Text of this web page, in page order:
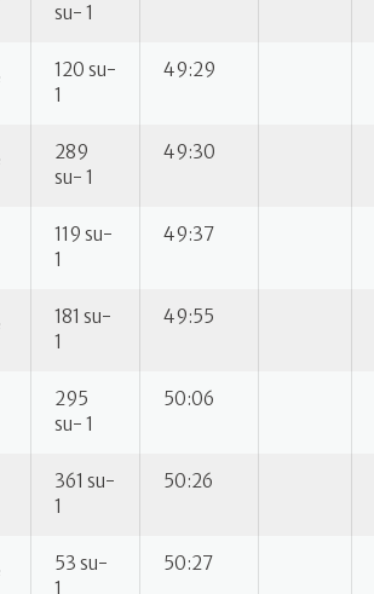
su- 1
120 su-
1
49:29
289
su- 1
49:30
119 su-
1
49:37
181 su-
1
49:55
295
su- 1
50:06
361 su-
1
50:26
53 su-
1
50:27